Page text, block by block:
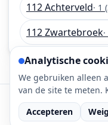
112 Achterveld· 1
112 Zwartebroek
112-
Analytische
We gebruiken alleen
van de site te meten.
Accepteren